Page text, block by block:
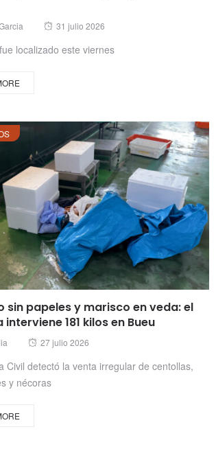
Posted
31 julio 2026
localizado este viernes
sin papeles y marisco en veda: el
interviene 181 kilos en Bueu
Posted
27 julio 2026
Civil detectó la venta irregular de centollas,
y nécoras